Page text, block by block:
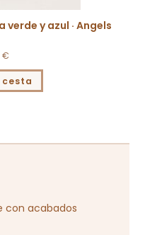
y azul · Angels
€
con acabados